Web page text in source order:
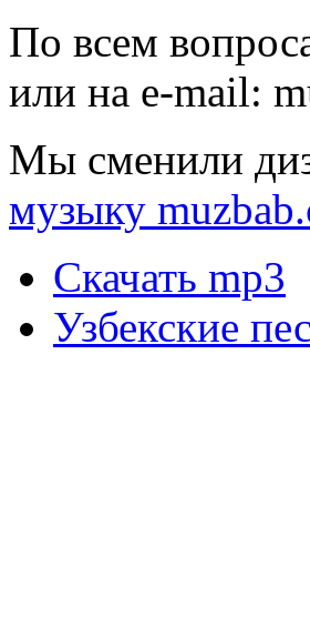
По всем
или на e-mail:
Мы сменили
музыку
Скачать mp3
Узбекские